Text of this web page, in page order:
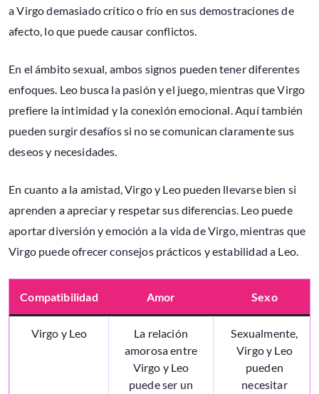
a Virgo demasiado crítico o frío en sus demostraciones de
afecto, lo que puede causar conflictos.
En el ámbito sexual, ambos signos pueden tener diferentes
enfoques. Leo busca la pasión y el juego, mientras que Virgo
prefiere la intimidad y la conexión emocional. Aquí también
pueden surgir desafíos si no se comunican claramente sus
deseos y necesidades.
En cuanto a la amistad, Virgo y Leo pueden llevarse bien si
aprenden a apreciar y respetar sus diferencias. Leo puede
aportar diversión y emoción a la vida de Virgo, mientras que
Virgo puede ofrecer consejos prácticos y estabilidad a Leo.
Compatibilidad Amor Sexo
Virgo y Leo
La relación
amorosa entre
Virgo y Leo
puede ser un
Sexualmente,
Virgo y Leo
pueden
necesitar